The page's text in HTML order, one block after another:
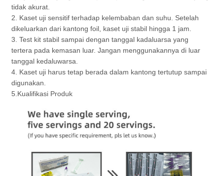
tidak akurat.
2. Kaset uji sensitif terhadap kelembaban dan suhu. Setelah
dikeluarkan dari kantong foil, kaset uji stabil hingga 1 jam.
3. Test kit stabil sampai dengan tanggal kadaluarsa yang
tertera pada kemasan luar. Jangan menggunakannya di luar
tanggal kedaluwarsa.
4. Kaset uji harus tetap berada dalam kantong tertutup sampai
digunakan.
5.Kualifikasi Produk